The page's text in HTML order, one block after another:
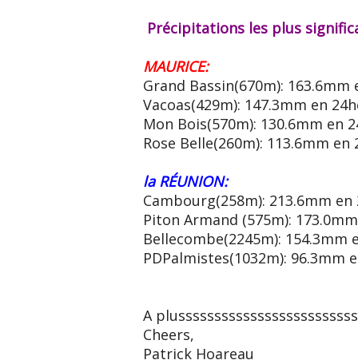
Précipitations les plus
MAURICE:
Grand Bassin(670m):
Vacoas(429m): 147.3mm en
Mon Bois(570m): 130.6mm en
Rose Belle(260m): 113.6mm
la RÉUNION:
Cambourg(258m): 213.6mm
Piton Armand (575m):
Bellecombe(2245m):
PDPalmistes(1032m):
A
Cheers,
Patrick Hoareau